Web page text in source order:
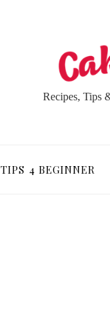
Recipes, Tips
TIPS 4 BEGINNER